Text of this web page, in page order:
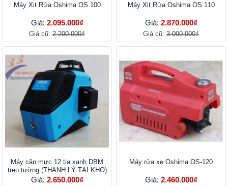
Máy Xịt Rửa Oshima OS 100
Giá: 2.095.000₫
Giá cũ: 2.200.000₫
Máy Xịt Rửa Oshima OS 110
Giá: 2.870.000₫
Giá cũ: 3.000.000₫
Máy cân mực 12 tia xanh DBM
treo tường (THANH LÝ TẠI KHO)
Giá: 2.650.000₫
Máy rửa xe Oshima OS-120
Giá: 2.460.000₫